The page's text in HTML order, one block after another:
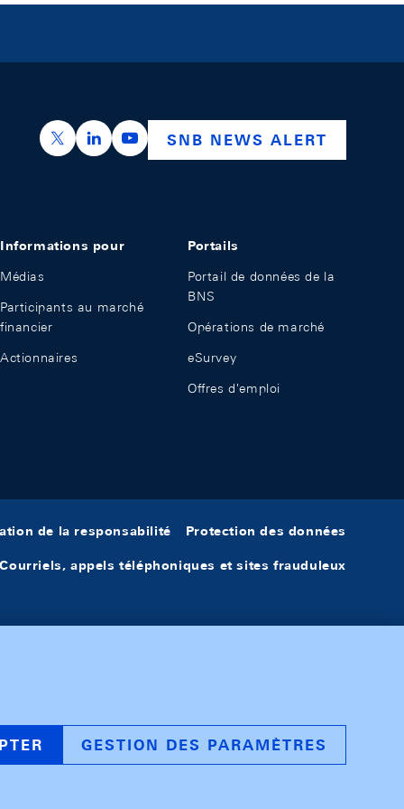
https://x.com/snb_bns
https://ch.linkedin.com/company/swiss-
https://www.youtube.com/
SNB NEWS ALERT
Informations pour
Médias
Participants au marché
financier
Actionnaires
Portails
Portail de données de la
BNS
Opérations de marché
eSurvey
Offres d'emploi
de la responsabilité Protection des données
Courriels, appels téléphoniques et sites frauduleux
GESTION DES PARAMÈTRES